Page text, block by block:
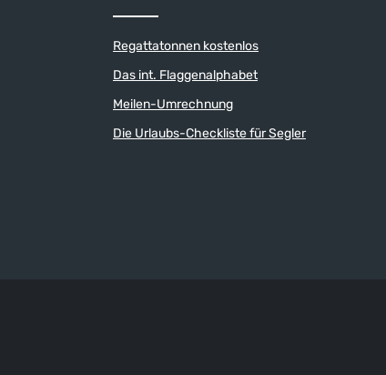
Regattatonnen kostenlos
Das int. Flaggenalphabet
Meilen-Umrechnung
Die Urlaubs-Checkliste für Segler